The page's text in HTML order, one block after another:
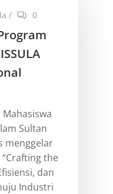
/ 0
Sultan
menggelar
the
dan
Industri